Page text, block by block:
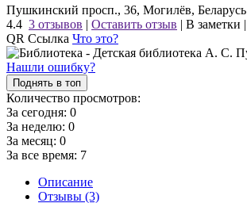
Пушкинский просп., 36, Могилёв, Беларусь
4.4 3 отзывов | Оставить отзыв | В заметки |
QR Ссылка Что это?
Нашли ошибку?
Поднять в топ
Количество просмотров:
За сегодня: 0
За неделю: 0
За месяц: 0
За все время: 7
Описание
Отзывы (3)